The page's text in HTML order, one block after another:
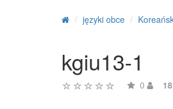
języki obce
kgiu13-1
0